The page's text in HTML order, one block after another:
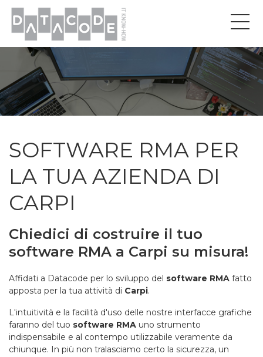
SOFTWARE RMA PER
LA TUA AZIENDA DI
CARPI
Chiedici di costruire il tuo
software RMA a Carpi su misura!
Affidati a Datacode per lo sviluppo del software RMA fatto
apposta per la tua attività di Carpi.
L'intuitività e la facilità d'uso delle nostre interfacce grafiche
faranno del tuo software RMA uno strumento
indispensabile e al contempo utilizzabile veramente da
chiunque. In più non tralasciamo certo la sicurezza, un